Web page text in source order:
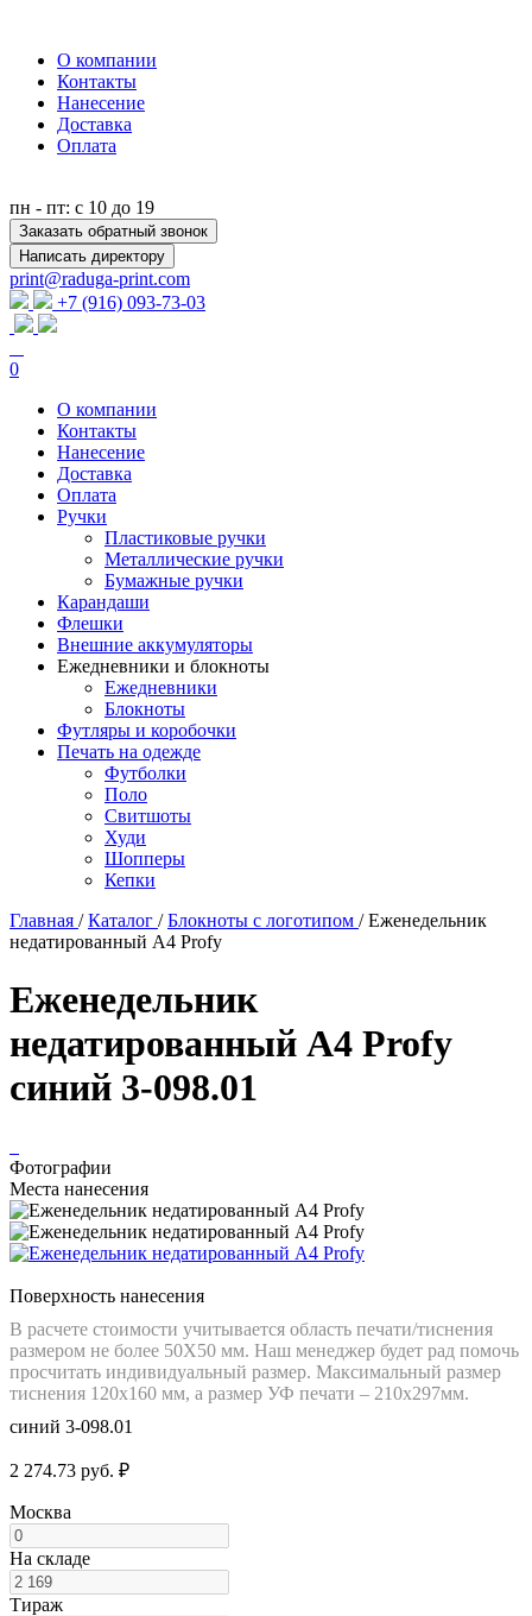
О компании
Контакты
Нанесение
Доставка
Оплата
пн - пт: с 10 до 19
Заказать обратный звонок
Написать директору
print@raduga-print.com
+7 (916) 093-73-03
0
О компании
Контакты
Нанесение
Доставка
Оплата
Ручки
Пластиковые ручки
Металлические ручки
Бумажные ручки
Карандаши
Флешки
Внешние аккумуляторы
Ежедневники и блокноты
Ежедневники
Блокноты
Футляры и коробочки
Печать на одежде
Футболки
Поло
Свитшоты
Худи
Шопперы
Кепки
Главная / Каталог / Блокноты с логотипом / Еженедельник
недатированный А4 Profy
Еженедельник
недатированный А4 Profy
синий 3-098.01
Фотографии
Места нанесения
Поверхность нанесения
В расчете стоимости учитывается область печати/тиснения
размером не более 50Х50 мм. Наш менеджер будет рад помочь
просчитать индивидуальный размер. Максимальный размер
тиснения 120х160 мм, а размер УФ печати – 210х297мм.
синий 3-098.01
2 274.73 руб. ₽
Москва
На складе
Тираж